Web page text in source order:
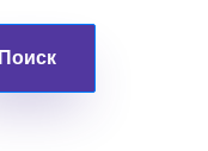
Поиск